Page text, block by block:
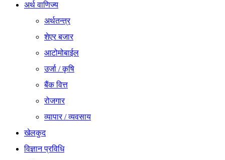
अर्थ वाणिज्य
अर्थतन्त्र
शेएर बजार
आटोमोबाईल
उर्जा / कृषि
बैंक वित्त
रोजगार
व्यापार / व्यवसाय
खेलकुद
विज्ञान प्रविधि